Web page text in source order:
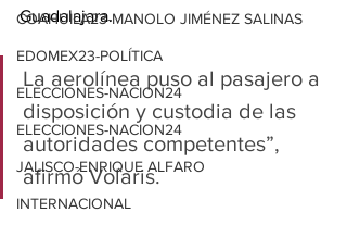
COAHUILA23-MANOLO JIMÉNEZ SALINAS
EDOMEX23-POLÍTICA
ELECCIONES-NACION24
ELECCIONES-NACION24
JALISCO-ENRIQUE ALFARO
INTERNACIONAL
Guadalajara.
La aerolínea puso al pasajero a
disposición y custodia de las
autoridades competentes”,
afirmó Volaris.